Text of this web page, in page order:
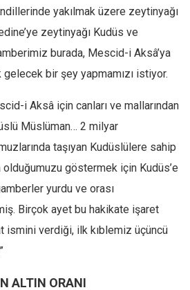
yakılmak üzere zeytinyağı
zeytinyağı Kudüs ve
burada, Mescid-i Aksâ’ya
bir şey yapmamızı istiyor.
i Aksâ için canları ve mallarından
Müslüman… 2 milyar
taşıyan Kudüslülere sahip
olduğumuzu göstermek için Kudüs’e
yurdu ve orası
Birçok ayet bu hakikate işaret
ismini verdiği, ilk kıblemiz üçüncü
ALTIN ORANI